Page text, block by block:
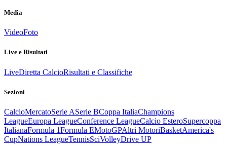
Media
VideoFoto
Live e Risultati
LiveDiretta CalcioRisultati e Classifiche
Sezioni
CalcioMercatoSerie ASerie BCoppa ItaliaChampions
LeagueEuropa LeagueConference LeagueCalcio EsteroSupercoppa
ItalianaFormula 1Formula EMotoGPAltri MotoriBasketAmerica's
CupNations LeagueTennisSciVolleyDrive UP